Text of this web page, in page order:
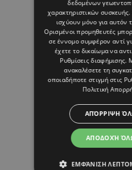
δεδομένων
χαρακτηριστικών συσκευής.
ισχύουν μόνο για αυτόν
Ορισμένοι προμηθευτές
σε έννομο συμφέρον αντί
έχετε το δικαίωμα να
Ρυθμίσεις διαφήμισης.
ανακαλέσετε τη
οποιαδήποτε στιγμή στις
Πολιτική
ΑΠΟΔΟΧΉ
ΑΠΌΡΡΙΨΗ
ΕΜΦΆΝΙΣΗ